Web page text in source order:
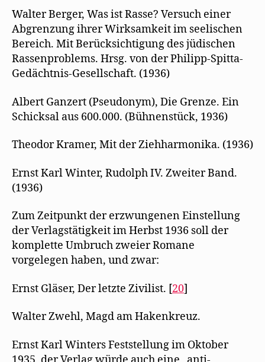
Walter Berger, Was ist Rasse? Versuch einer
Abgrenzung ihrer Wirksamkeit im seelischen
Bereich. Mit Berücksichtigung des jüdischen
Rassenproblems. Hrsg. von der Philipp-Spitta-
Gedächtnis-Gesellschaft. (1936)
Albert Ganzert (Pseudonym), Die Grenze. Ein
Schicksal aus 600.000. (Bühnenstück, 1936)
Theodor Kramer, Mit der Ziehharmonika. (1936)
Ernst Karl Winter, Rudolph IV. Zweiter Band.
(1936)
Zum Zeitpunkt der erzwungenen Einstellung
der Verlagstätigkeit im Herbst 1936 soll der
komplette Umbruch zweier Romane
vorgelegen haben, und zwar:
Ernst Gläser, Der letzte Zivilist. [20]
Walter Zwehl, Magd am Hakenkreuz.
Ernst Karl Winters Feststellung im Oktober